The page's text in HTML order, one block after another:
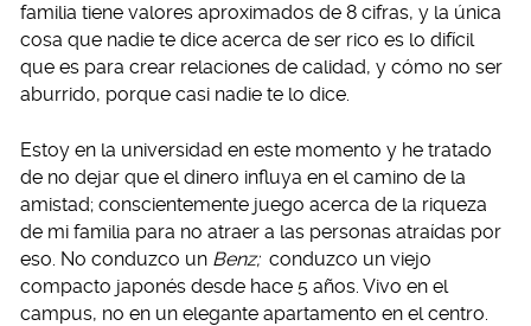
familia tiene valores aproximados de 8 cifras, y la única
cosa que nadie te dice acerca de ser rico es lo difícil
que es para crear relaciones de calidad, y cómo no ser
aburrido, porque casi nadie te lo dice.
Estoy en la universidad en este momento y he tratado
de no dejar que el dinero influya en el camino de la
amistad; conscientemente juego acerca de la riqueza
de mi familia para no atraer a las personas atraídas por
eso. No conduzco un Benz; conduzco un viejo
compacto japonés desde hace 5 años. Vivo en el
campus, no en un elegante apartamento en el centro.